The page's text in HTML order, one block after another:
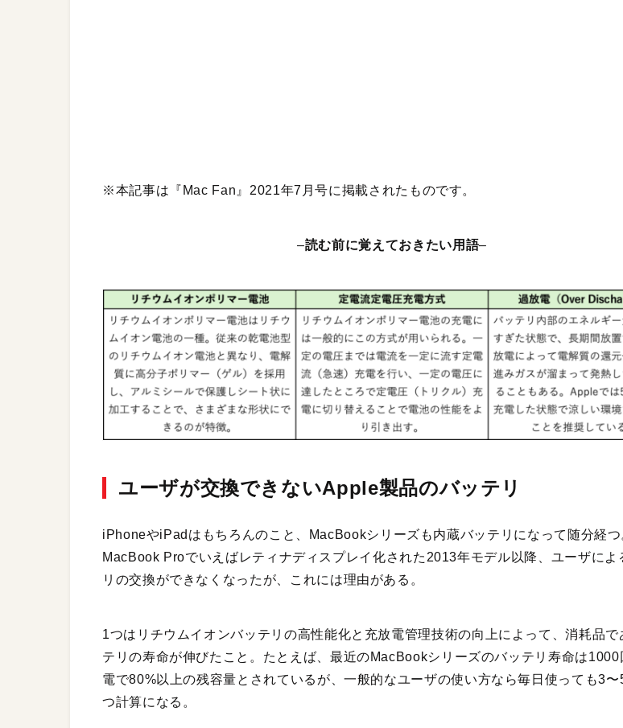
※本記事は『Mac Fan』2021年7月号に掲載されたものです。
–読む前に覚えておきたい用語–
ユーザが交換できないApple製品のバッテリ
iPhoneやiPadはもちろんのこと、MacBookシリーズも内蔵バッテリになって随分経つ
MacBook Proでいえばレティナディスプレイ化された2013年モデル以降、ユーザによ
リの交換ができなくなったが、これには理由がある。
1つはリチウムイオンバッテリの高性能化と充放電管理技術の向上によって、消耗品で
テリの寿命が伸びたこと。たとえば、最近のMacBookシリーズのバッテリ寿命は1000
電で80%以上の残容量とされているが、一般的なユーザの使い方なら毎日使っても3〜
つ計算になる。